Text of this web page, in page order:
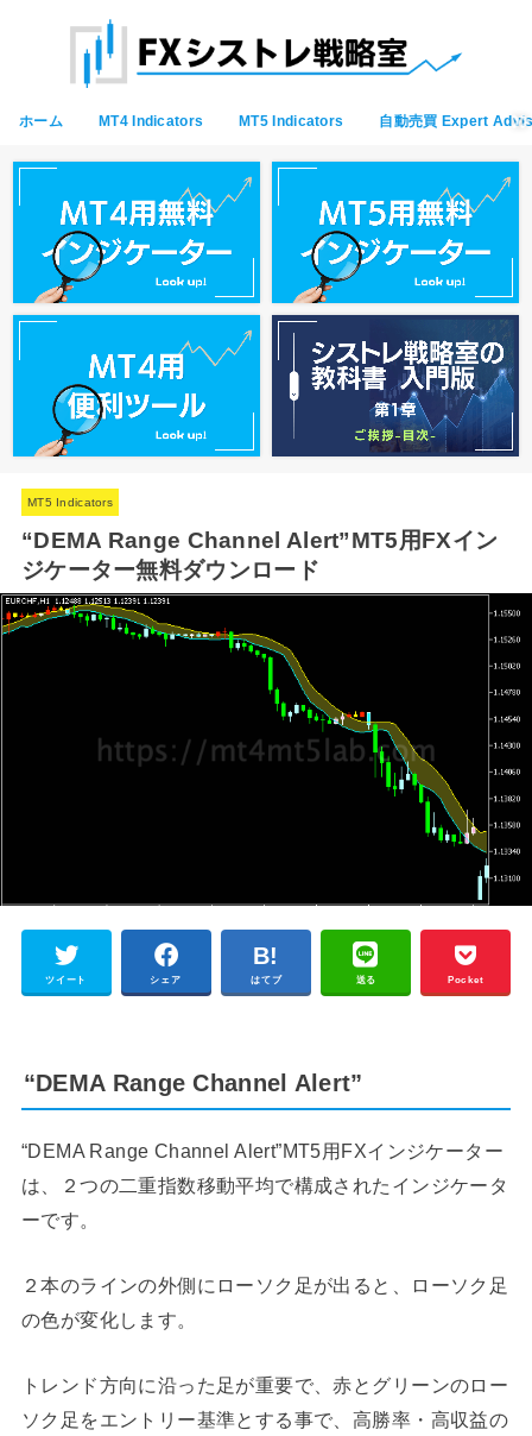
ホーム MT4 Indicators MT5 Indicators 自動売買 Expert
MT5 Indicators
“DEMA Range Channel Alert”MT5用FXイン
ジケーター無料ダウンロード
ツイート シェア はてブ 送る Pocket
“DEMA Range Channel Alert”
“DEMA Range Channel Alert”MT5用FXインジケーター
は、２つの二重指数移動平均で構成されたインジケータ
ーです。
２本のラインの外側にローソク足が出ると、ローソク足
の色が変化します。
トレンド方向に沿った足が重要で、赤とグリーンのロー
ソク足をエントリー基準とする事で、高勝率・高収益の